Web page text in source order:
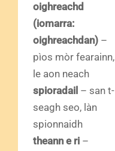
oighreachd
(iomarra:
oighreachdan) –
pìos mòr fearainn,
le aon neach
spioradail – san t-
seagh seo, làn
spionnaidh
theann e ri –